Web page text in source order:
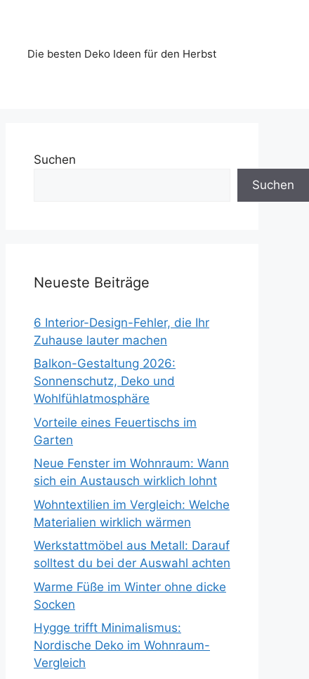
Die besten Deko Ideen für den Herbst
Suchen
Suchen
Neueste Beiträge
6 Interior-Design-Fehler, die Ihr
Zuhause lauter machen
Balkon-Gestaltung 2026:
Sonnenschutz, Deko und
Wohlfühlatmosphäre
Vorteile eines Feuertischs im
Garten
Neue Fenster im Wohnraum: Wann
sich ein Austausch wirklich lohnt
Wohntextilien im Vergleich: Welche
Materialien wirklich wärmen
Werkstattmöbel aus Metall: Darauf
solltest du bei der Auswahl achten
Warme Füße im Winter ohne dicke
Socken
Hygge trifft Minimalismus:
Nordische Deko im Wohnraum-
Vergleich